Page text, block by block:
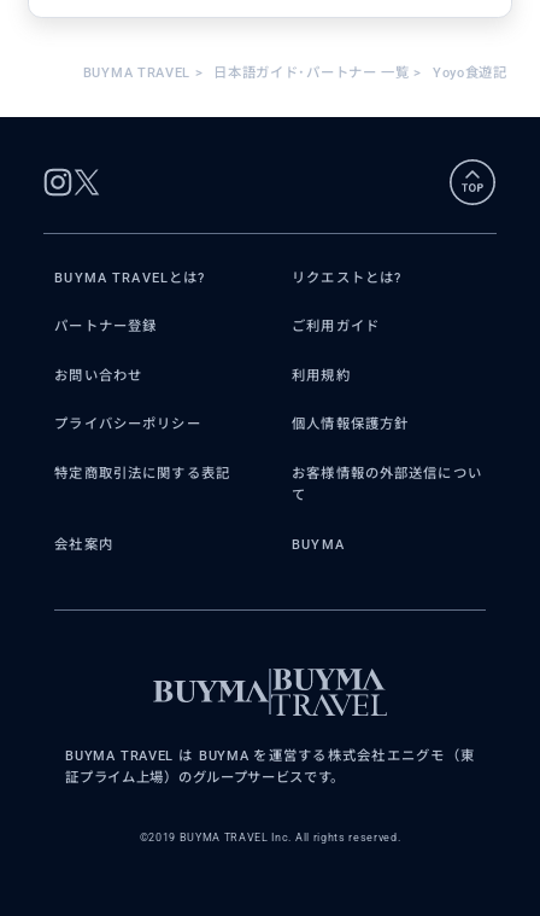
BUYMA TRAVEL > 日本語ガイド･パートナー 一覧 > Yoyo食遊記
BUYMA TRAVELとは? リクエストとは?
パートナー登録 ご利用ガイド
お問い合わせ 利用規約
プライバシーポリシー 個人情報保護方針
特定商取引法に関する表記
お客様情報の外部送信につい
て
会社案内 BUYMA
BUYMA TRAVEL は BUYMA を運営する株式会社エニグモ（東
証プライム上場）のグループサービスです。
©2019 BUYMA TRAVEL Inc. All rights reserved.